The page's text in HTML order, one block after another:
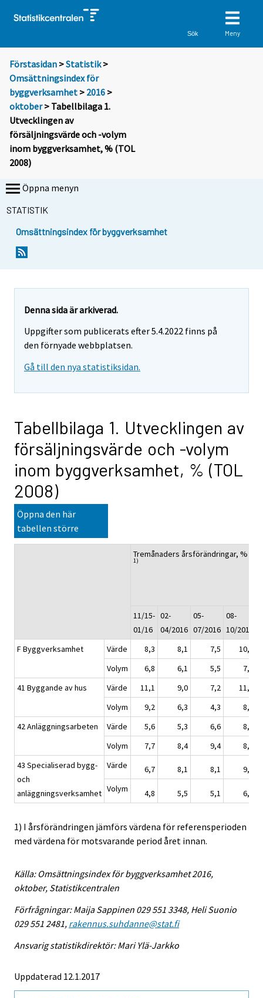
Sök Meny
Förstasidan >Statistik >
Omsättningsindex för
byggverksamhet > 2016 >
oktober> Tabellbilaga 1.
Utvecklingen av
försäljningsvärde och -volym
inom byggverksamhet, % (TOL
2008)
Öppna menyn
STATISTIK
Omsättningsindex för byggverksamhet
Denna sida är arkiverad.
Uppgifter som publicerats efter 5.4.2022 finns på
den förnyade webbplatsen.
Gå till den nya statistiksidan.
Tabellbilaga 1. Utvecklingen av
försäljningsvärde och -volym
inom byggverksamhet, % (TOL
2008)
Öppna den här
tabellen större
Tremånaders årsförändringar, %
1)
11/15-
01/16
02-
04/2016
05-
07/2016
08-
10/2016
F Byggverksamhet Värde 8,3 8,1 7,5
10,0
Volym
6,8 6,1 5,5
7,5
41 Byggande av hus
Värde 11,1 9,0 7,2
11,7
Volym
9,2 6,3 4,3
8,7
42 Anläggningsarbeten
Värde 5,6 5,3 6,6
8,1
Volym
7,7 8,4 9,4
8,8
43 Specialiserad bygg-
och
anläggningsverksamhet
Värde 6,7 8,1 8,1
9,2
Volym
4,8 5,5 5,1 6,3
1) I årsförändringen jämförs värdena för referensperioden
med värdena för motsvarande period året innan.
Källa: Omsättningsindex för byggverksamhet 2016,
oktober, Statistikcentralen
Förfrågningar: Maija Sappinen 029 551 3348, Heli Suonio
029 551 2481, rakennus.suhdanne@stat.fi
Ansvarig statistikdirektör: Mari Ylä-Jarkko
Uppdaterad 12.1.2017